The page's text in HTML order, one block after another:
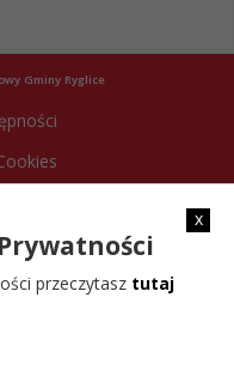
Gminy Ryglice
x
przeczytasz tutaj